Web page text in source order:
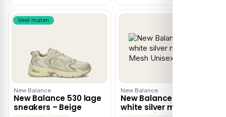
Veel maten
New Balance
New Balance 530 lage
sneakers – Beige
New Balance
New Balance 740
white silver metallic